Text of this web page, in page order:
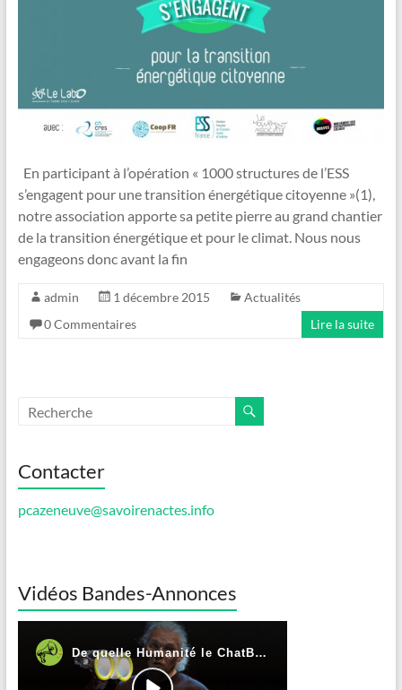
En participant à l’opération « 1000 structures de l’ESS
s’engagent pour une transition énergétique citoyenne »(1),
notre association apporte sa petite pierre au grand chantier
de la transition énergétique et pour le climat. Nous nous
engageons donc avant la fin
admin 1 décembre 2015
Actualités
0 Commentaires
Lire la suite
Contacter
pcazeneuve@savoirenactes.info
Vidéos Bandes-Annonces